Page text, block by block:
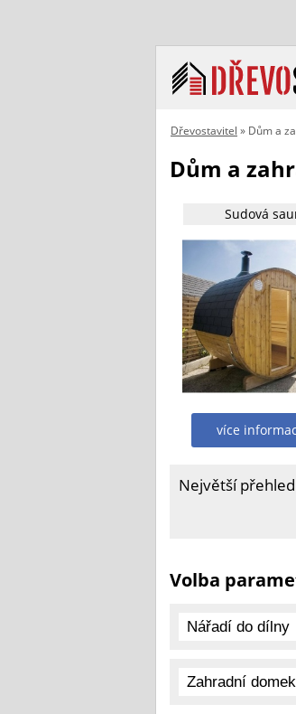
Dřevostavitel » Dům a
Dům a
Sudová
více
Největší
Volba